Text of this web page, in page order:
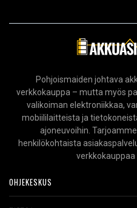
Pohjoismaiden johtava
verkkokauppa – mutta myös
valikoiman elektroniikkaa,
mobiililaitteista ja
ajoneuvoihin.
henkilökohtaista
OHJEKESKUS